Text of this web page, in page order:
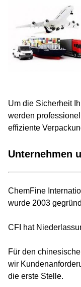
Um die Sicherheit
werden
effiziente
Unternehmen
ChemFine
wurde 2003
CFI hat
Für den
wir
die erste Stelle.